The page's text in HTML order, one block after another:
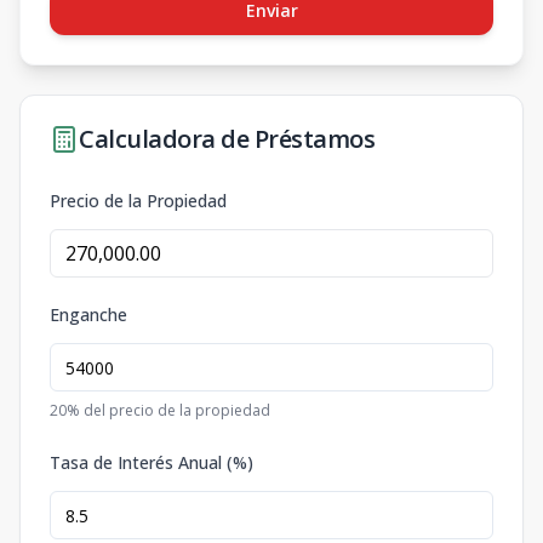
Enviar
Calculadora de Préstamos
Precio de la Propiedad
Enganche
20% del precio de la propiedad
Tasa de Interés Anual (%)